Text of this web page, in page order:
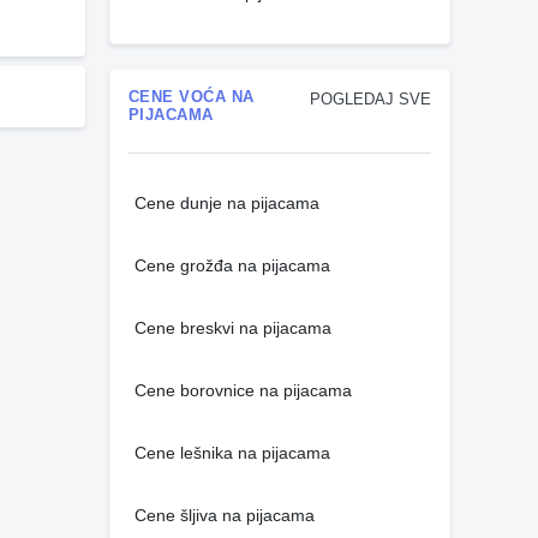
POGLEDAJ SVE
CENE VOĆA NA
PIJACAMA
Cene dunje na pijacama
Cene grožđa na pijacama
Cene breskvi na pijacama
Cene borovnice na pijacama
Cene lešnika na pijacama
Cene šljiva na pijacama